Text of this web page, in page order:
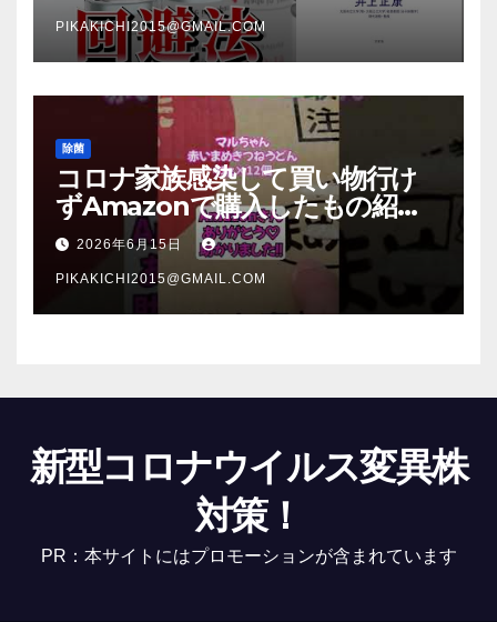
PIKAKICHI2015@GMAIL.COM
除菌
コロナ家族感染して買い物行け
ずAmazonで購入したもの紹
介 #Shorts
2026年6月15日
PIKAKICHI2015@GMAIL.COM
新型コロナウイルス変異株
対策！
PR：本サイトにはプロモーションが含まれています